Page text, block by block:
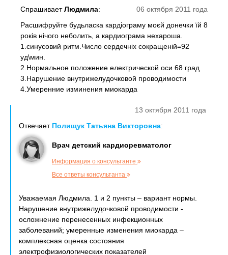
06 октября 2011 года
СпрашиваетЛюдмила:
Расшифруйте будьласка кардіограму моєй донечки їй 8
років нічого неболить, а кардиограма нехароша.
1.синусовий ритм.Число сердечніх сокращеній=92
уд\мин.
2.Нормальное положение електрической оси 68 град
3.Нарушение внутрижелудочковой проводимости
4.Умеренние изминения миокарда
13 октября 2011 года
Отвечает Полищук Татьяна Викторовна:
Врач детский кардиоревматолог
Информация о консультанте
Все ответы консультанта
Уважаемая Людмила. 1 и 2 пункты – вариант нормы.
Нарушение внутрижелудочковой проводимости -
осложнение перенесенных инфекционных
заболеваний; умеренные изменения миокарда –
комплексная оценка состояния
электрофизиологических показателей